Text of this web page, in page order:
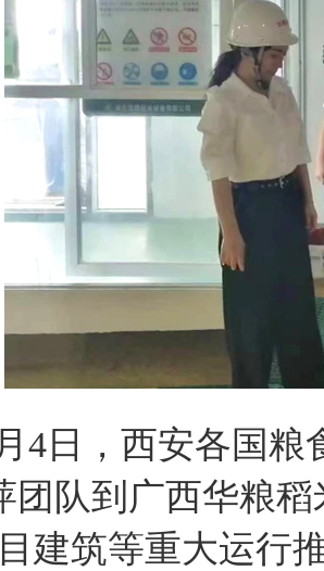
4日，西安各国
团队到广西华粮
建筑等重大运行